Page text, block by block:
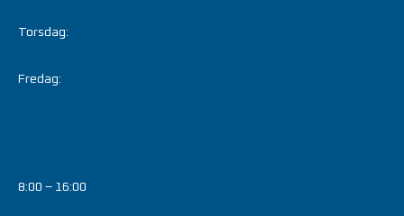
Torsdag:
Fredag:
8:00 – 16:00